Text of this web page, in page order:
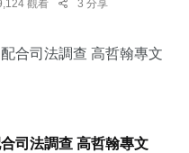
觀看 3 分享
司法調查 高哲翰專文